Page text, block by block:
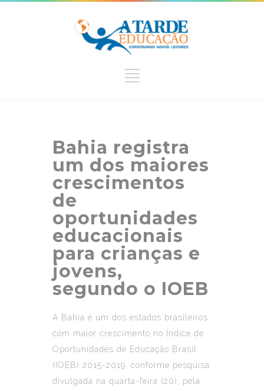
Bahia registra
um dos maiores
crescimentos
de
oportunidades
educacionais
para crianças e
jovens,
segundo o IOEB
A Bahia é um dos estados brasileiros
com maior crescimento no Índice de
Oportunidades de Educação Brasil
(IOEB) 2015-2019, conforme pesquisa
divulgada na quarta-feira (20), pela